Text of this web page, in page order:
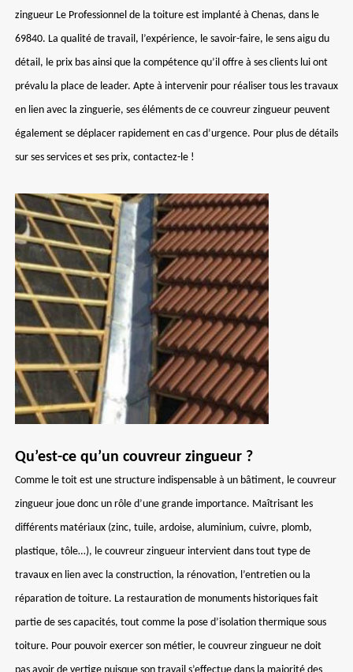
zingueur Le Professionnel de la toiture est implanté à Chenas, dans le
69840. La qualité de travail, l’expérience, le savoir-faire, le sens aigu du
détail, le prix bas ainsi que la compétence qu’il offre à ses clients lui ont
prévalu la place de leader. Apte à intervenir pour réaliser tous les travaux
en lien avec la zinguerie, ses éléments de ce couvreur zingueur peuvent
également se déplacer rapidement en cas d’urgence. Pour plus de détails
sur ses services et ses prix, contactez-le !
Qu’est-ce qu’un couvreur zingueur ?
Comme le toit est une structure indispensable à un bâtiment, le couvreur
zingueur joue donc un rôle d’une grande importance. Maîtrisant les
différents matériaux (zinc, tuile, ardoise, aluminium, cuivre, plomb,
plastique, tôle…), le couvreur zingueur intervient dans tout type de
travaux en lien avec la construction, la rénovation, l’entretien ou la
réparation de toiture. La restauration de monuments historiques fait
partie de ses capacités, tout comme la pose d’isolation thermique sous
toiture. Pour pouvoir exercer son métier, le couvreur zingueur ne doit